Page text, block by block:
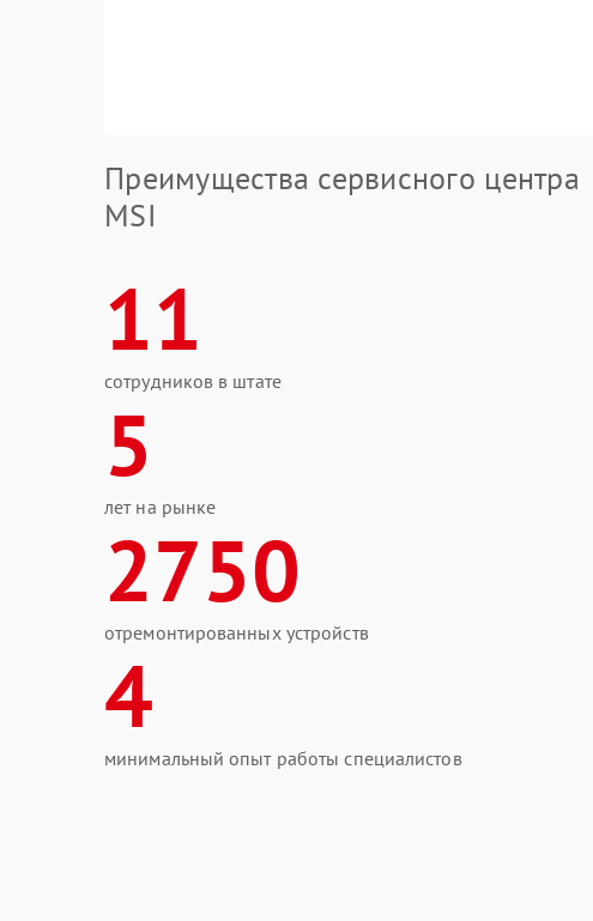
Преимущества сервисного центра
MSI
11
сотрудников в штате
5
лет на рынке
2750
отремонтированных устройств
4
минимальный опыт работы специалистов